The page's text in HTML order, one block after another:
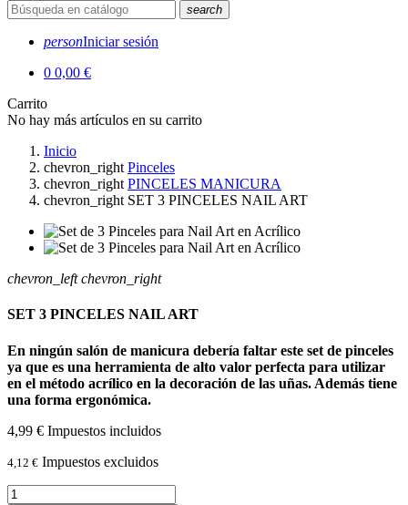
search
personIniciar sesión
0 0,00 €
Carrito
No hay más artículos en su carrito
Inicio
chevron_right Pinceles
chevron_right PINCELES MANICURA
chevron_right SET 3 PINCELES NAIL ART
chevron_left chevron_right
SET 3 PINCELES NAIL ART
En ningún salón de manicura debería faltar este set de pinceles
ya que es una herramienta de alto valor perfecta para utilizar
en el método acrílico en la decoración de las uñas. Además tiene
una forma ergonómica.
4,99 € Impuestos incluidos
4,12 € Impuestos excluidos